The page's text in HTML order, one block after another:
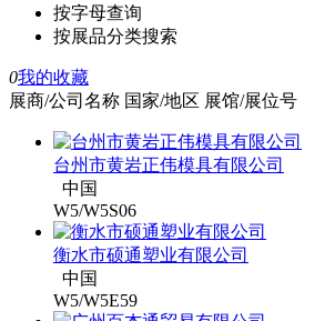
按字母查询
按展品分类搜索
0我的收藏
展商/公司名称 国家/地区 展馆/展位号
台州市黄岩正伟模具有限公司
中国
W5/W5S06
衡水市硕通塑业有限公司
中国
W5/W5E59